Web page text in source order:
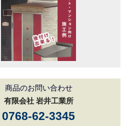
商品のお問い合わせ
有限会社 岩井工業所
0768-62-3345